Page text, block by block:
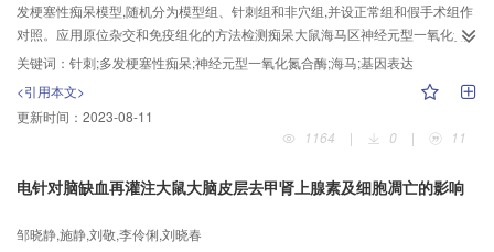
发梗塞性痴呆模型,随机分为模型组、针刺组和非穴组,并设正常组和假手术组作
对照。应用原位杂交和免疫组化的方法检测痴呆大鼠海马区神经元型一氧化氮
合酶(nNOS)的基因表达情况,并分析针刺的干预作用。结果:与正常组比较,模型
组大鼠海马nNOS mRNA及蛋白表达增强(P<0.01),针刺可明显下调其表达水平
(P<0.01)。假手术组与正常组以及非穴组与模型组比较均无显著性差异
(P>0.05)。结论:针刺对血管性痴呆的神经保护机制可能与降低海马区nNOS的
过度表达、减轻NO神经毒性有关,且具有腧穴特异性。
关键词： 针刺;多发梗塞性痴呆;神经元型一氧化氮合酶;海马;基因表达
<引用本文>
更新时间： 2023-08-11
1164
| 0 | 11
电针对脑缺血再灌注大鼠大脑皮层去甲肾上腺素及细胞凋亡的影响
邹晓静,施静,刘敬,李伶俐,刘晓春